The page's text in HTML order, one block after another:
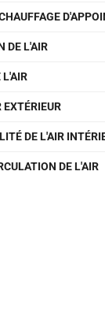
DE L'AIR
L'AIR
EXTÉRIEUR
DE L'AIR
DE L'AIR